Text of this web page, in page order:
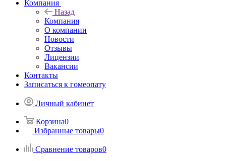
Компания
Назад
Компания
О компании
Новости
Отзывы
Лицензии
Вакансии
Контакты
Записаться к гомеопату
Личный кабинет
Корзина0
Избранные товары0
Сравнение товаров0